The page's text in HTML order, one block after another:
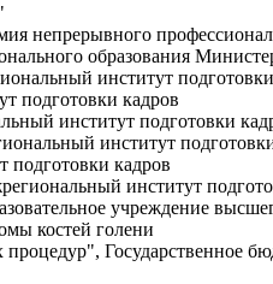
непрерывного
образования
институт
подготовки кадров
институт подготовки
институт
подготовки кадров
институт
учреждение
костей голени
Государственное